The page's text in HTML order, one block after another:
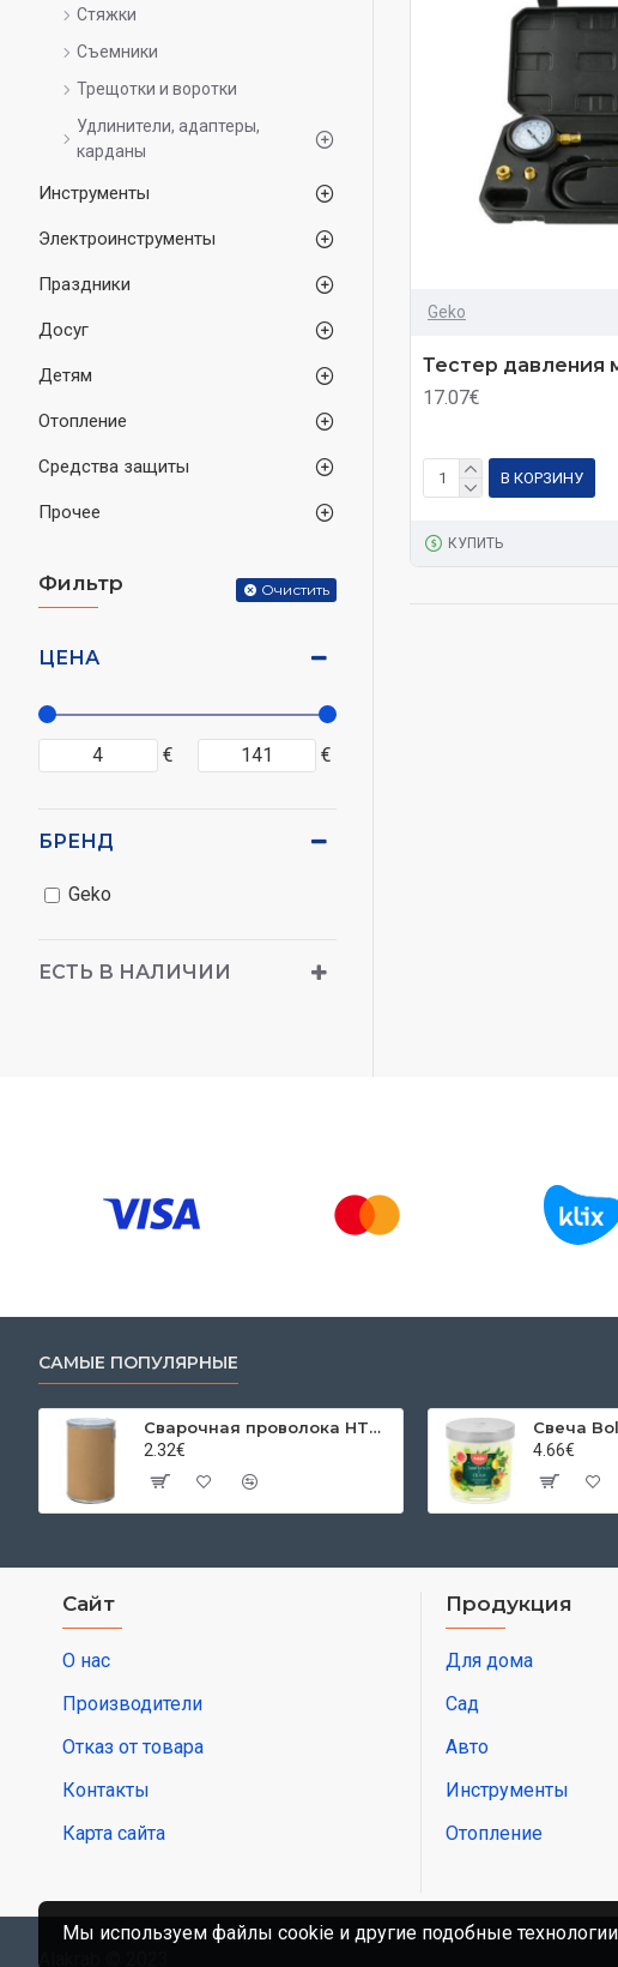
Стяжки
Съемники
Трещотки и воротки
Удлинители, адаптеры,
карданы
Инструменты
Электроинструменты
Праздники
Досуг
Детям
Отопление
Средства защиты
Прочее
Фильтр Очистить
ЦЕНА
€ €
БРЕНД
Geko
ЕСТЬ В НАЛИЧИИ
Geko
Тестер давления
17.07€
В КОРЗИНУ
КУПИТЬ
САМЫЕ ПОПУЛЯРНЫЕ
Сварочная проволока HTW-50 1,0 мм, катушка 250 кг, SG2
2.32€
4.66€
Сайт
О нас
Производители
Отказ от товара
Контакты
Карта сайта
Продукция
Для дома
Сад
Авто
Инструменты
Отопление
Мы используем файлы cookie и другие подобные